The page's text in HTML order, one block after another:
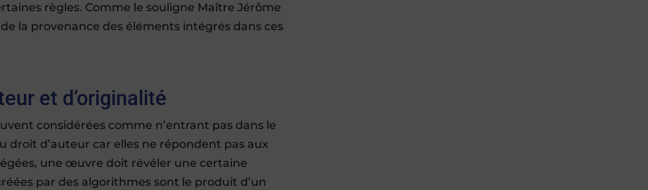
règles. Comme le souligne Maître Jérôme
la provenance des éléments intégrés dans ces
et d’originalité
considérées comme n’entrant pas dans le
d’auteur car elles ne répondent pas aux
une œuvre doit révéler une certaine
par des algorithmes sont le produit d’un